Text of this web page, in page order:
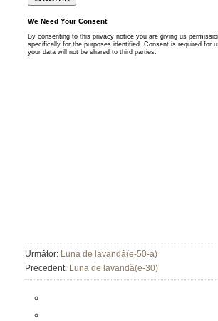
Următor: Luna de lavandă(e-50-a)
Precedent: Luna de lavandă(e-30)